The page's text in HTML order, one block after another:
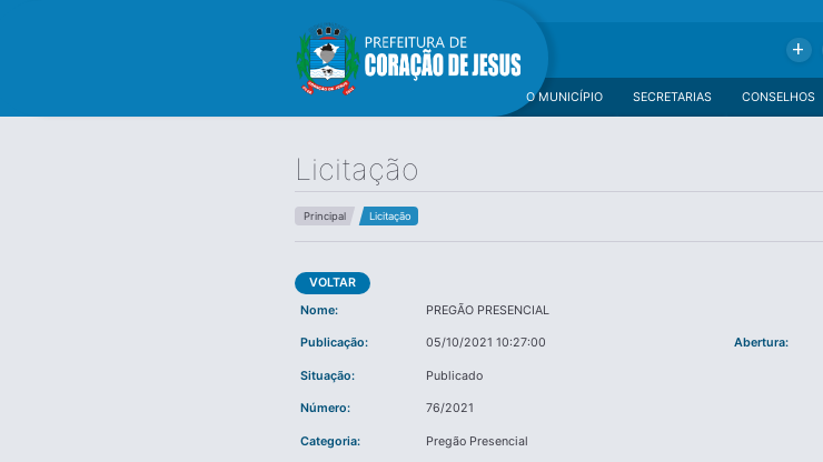
Add
CONSELHOS
SECRETARIAS
O MUNICÍPIO
Licitação
Principal Licitação
VOLTAR
Nome:
PREGÃO PRESENCIAL
Publicação: 05/10/2021 10:27:00 Abertura:
Situação: Publicado
Número: 76/2021
Categoria: Pregão Presencial